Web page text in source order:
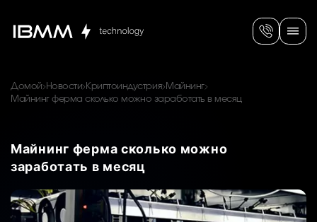
Домой Новости Криптоиндустрия Майнинг
Майнинг ферма сколько можно заработать в месяц
Майнинг ферма сколько можно
заработать в месяц